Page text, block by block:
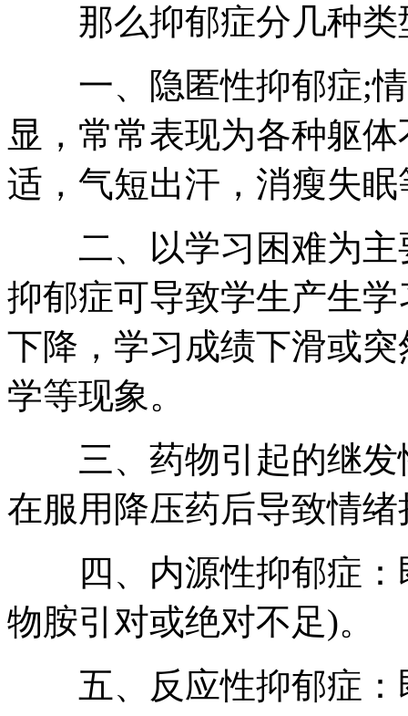
那么抑郁症分几种类
一、隐匿性抑郁症;情
显，常常表现为各种躯
适，气短出汗，消瘦失眠
二、以学习困难为主
抑郁症可导致学生产生
下降，学习成绩下滑或
学等现象。
三、药物引起的继发
在服用降压药后导致情
四、内源性抑郁症：
物胺引对或绝对不足)。
五、反应性抑郁症：